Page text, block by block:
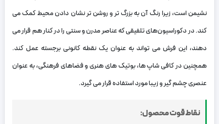
نشیمن است، زیرا رنگ آن به بزرگ ‌تر و روشن ‌تر نشان دادن محیط کمک می‌
کند. در دکوراسیون‌های تلفیقی که عناصر مدرن و سنتی را در کنار هم قرار می
‌دهند، این فرش می ‌تواند به‌ عنوان یک نقطه کانونی برجسته عمل کند.
همچنین در کافی ‌شاپ ‌ها، بوتیک ‌های هنری و فضاهای فرهنگی، به ‌عنوان
عنصری چشم‌ گیر و زیبا مورد استفاده قرار می ‌گیرد.
نقاط قوت محصول: